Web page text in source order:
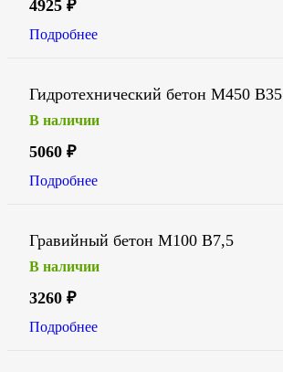
4925 ₽
Подробнее
Гидротехнический бетон М450 В35
В наличии
5060 ₽
Подробнее
Гравийный бетон М100 В7,5
В наличии
3260 ₽
Подробнее